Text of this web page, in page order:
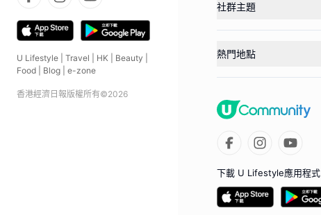
U Lifestyle Travel HK Beauty
Food
Blog e-zone
香港經濟日報版權所有©2026
社群主題
熱門地點
下載 U Lifestyle應用程式